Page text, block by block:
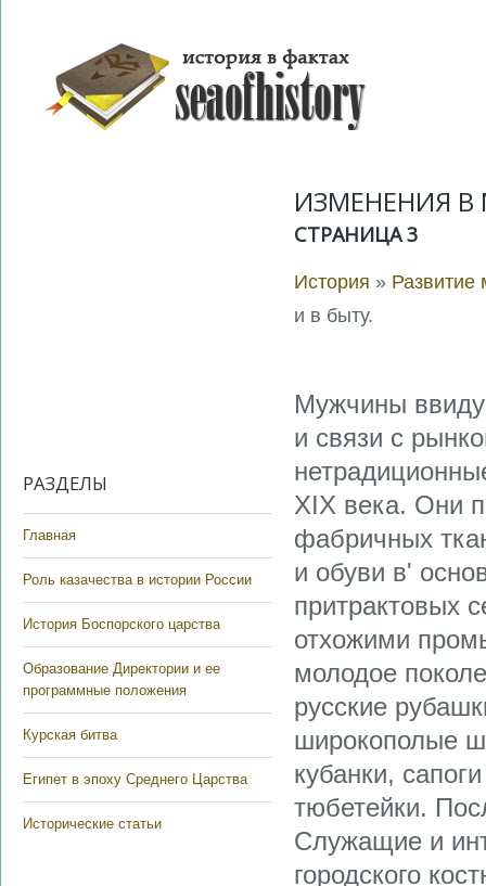
РАЗДЕЛЫ
Главная
Роль казачества в истории России
История Боспорского царства
Образование Директории и ее
программные положения
Курская битва
Египет в эпоху Среднего Царства
Исторические статьи
ИЗМЕНЕНИЯ В
СТРАНИЦА 3
История » Развитие
и в быту.
Мужчины ввиду
и связи с
XIX века. Они
фабричных
и обуви в'
притрактовых
отхожими
молодое
русские
широкополые
кубанки,
тюбетейки.
Служащие и
городского